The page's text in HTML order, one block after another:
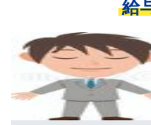
給